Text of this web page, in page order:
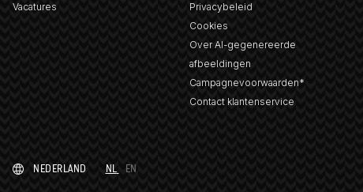
Vacatures
Privacybeleid
Cookies
Over AI-gegenereerde
afbeeldingen
Campagnevoorwaarden*
Contact klantenservice
NEDERLAND NL EN